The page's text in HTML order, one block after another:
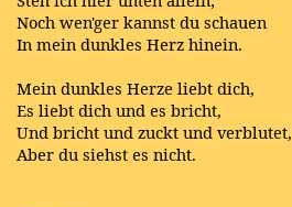
Noch wen'ger kannst du schauen
In mein dunkles Herz hinein.
Mein dunkles Herze liebt dich,
Es liebt dich und es bricht,
Und bricht und zuckt und verblutet,
Aber du siehst es nicht.